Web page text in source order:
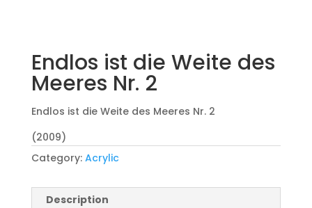
Endlos ist die Weite des
Meeres Nr. 2
Endlos ist die Weite des Meeres Nr. 2
(2009)
Category: Acrylic
Description